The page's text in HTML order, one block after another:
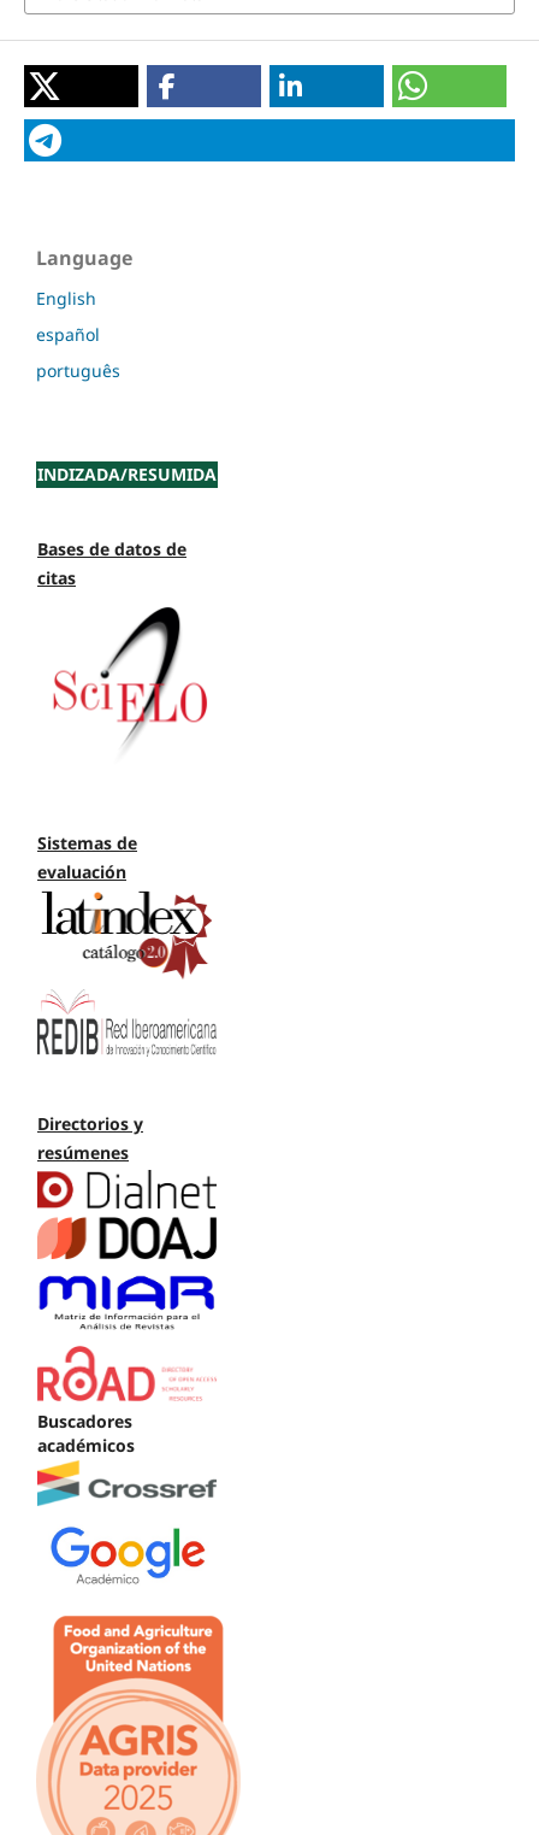
Language
English
español
português
INDIZADA/RESUMIDA
Bases de datos de
citas
Sistemas de
evaluación
Directorios y
resúmenes
Buscadores
académicos